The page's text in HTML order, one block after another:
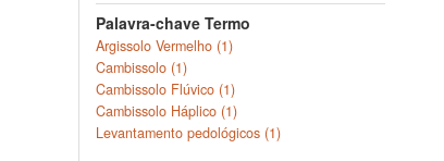
Palavra-chave Termo
Argissolo Vermelho (1)
Cambissolo (1)
Cambissolo Flúvico (1)
Cambissolo Háplico (1)
Levantamento pedológicos (1)